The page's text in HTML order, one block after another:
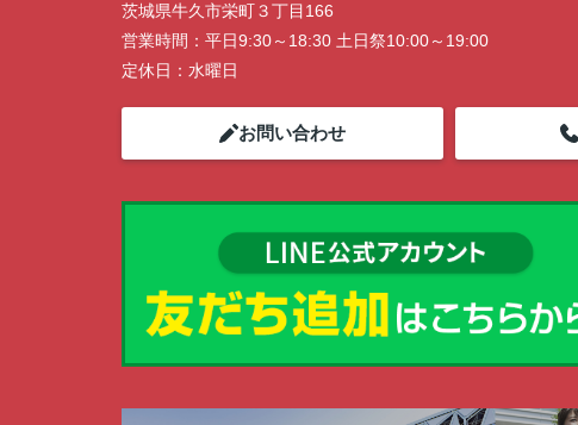
茨城県牛久市栄町３丁目166
営業時間： 平日9:30～18:30 土日祭10:00～19:00
定休日： 水曜日
お問い合わせ